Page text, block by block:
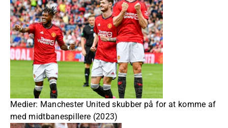
Medier: Manchester United skubber på for at komme af
med midtbanespillere (2023)